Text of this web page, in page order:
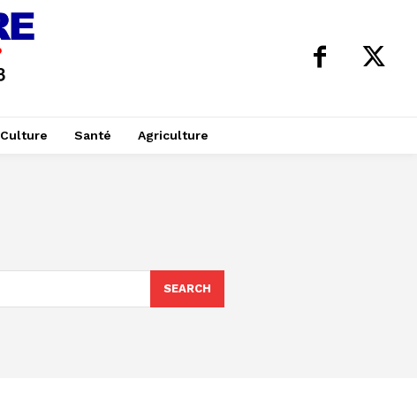
Culture Santé Agriculture
SEARCH